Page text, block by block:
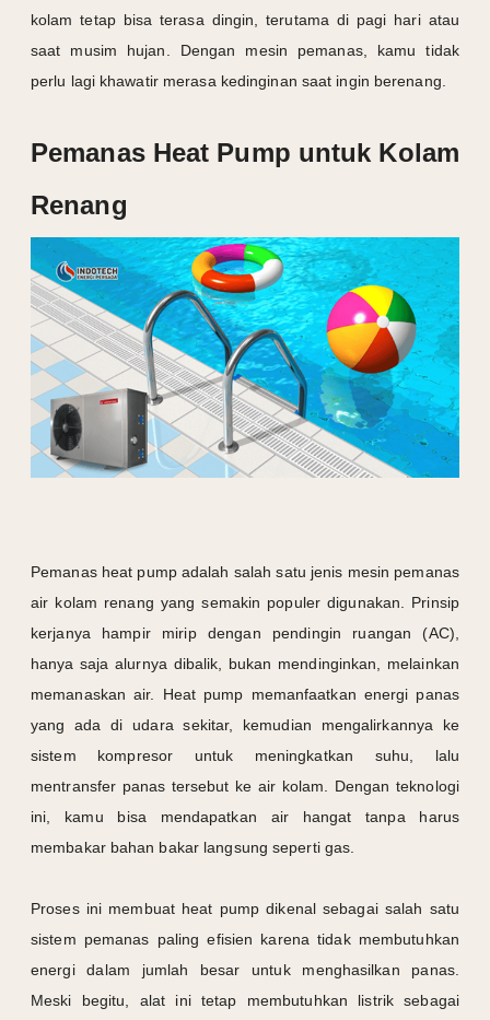
kolam tetap bisa terasa dingin, terutama di pagi hari atau
saat musim hujan. Dengan mesin pemanas, kamu tidak
perlu lagi khawatir merasa kedinginan saat ingin berenang.
Pemanas Heat Pump untuk Kolam
Renang
Pemanas heat pump adalah salah satu jenis mesin pemanas
air kolam renang yang semakin populer digunakan. Prinsip
kerjanya hampir mirip dengan pendingin ruangan (AC),
hanya saja alurnya dibalik, bukan mendinginkan, melainkan
memanaskan air. Heat pump memanfaatkan energi panas
yang ada di udara sekitar, kemudian mengalirkannya ke
sistem kompresor untuk meningkatkan suhu, lalu
mentransfer panas tersebut ke air kolam. Dengan teknologi
ini, kamu bisa mendapatkan air hangat tanpa harus
membakar bahan bakar langsung seperti gas.
Proses ini membuat heat pump dikenal sebagai salah satu
sistem pemanas paling efisien karena tidak membutuhkan
energi dalam jumlah besar untuk menghasilkan panas.
Meski begitu, alat ini tetap membutuhkan listrik sebagai